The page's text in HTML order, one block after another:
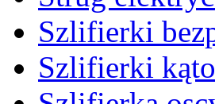
Szlifierki
Szlifierki